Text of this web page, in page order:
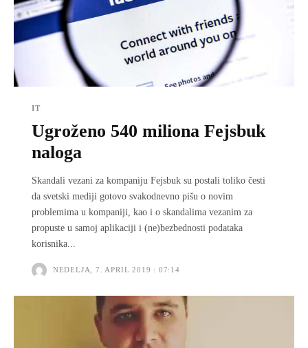
IT
Ugroženo 540 miliona Fejsbuk
naloga
Skandali vezani za kompaniju Fejsbuk su postali toliko česti
da svetski mediji gotovo svakodnevno pišu o novim
problemima u kompaniji, kao i o skandalima vezanim za
propuste u samoj aplikaciji i (ne)bezbednosti podataka
korisnika...
NEDELJA, 7. APRIL 2019 : 07:14